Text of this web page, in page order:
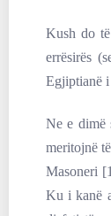
Kush do
errësirës
Egjiptianë i
Ne e dimë
meritojnë
Masoneri
Ku i kanë